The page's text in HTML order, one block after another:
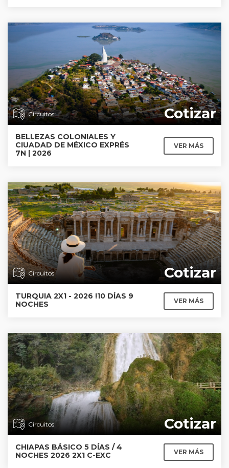
Circuitos Cotizar
BELLEZAS COLONIALES Y
CIUADAD DE MÉXICO EXPRÉS
7N | 2026
VER MÁS
Circuitos Cotizar
TURQUIA 2X1 - 2026 !10 DÍAS 9
NOCHES
VER MÁS
Circuitos Cotizar
CHIAPAS BÁSICO 5 DÍAS / 4
NOCHES 2026 2X1 C-EXC
VER MÁS